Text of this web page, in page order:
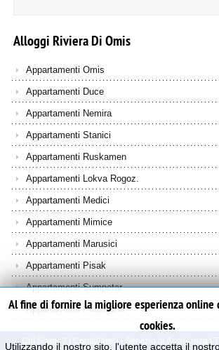
AlloggiRivieraDiOmis
Appartamenti Omis
Appartamenti Duce
Appartamenti Nemira
Appartamenti Stanici
Appartamenti Ruskamen
Appartamenti Lokva Rogoz.
Appartamenti Medici
Appartamenti Mimice
Appartamenti Marusici
Appartamenti Pisak
Appartamenti Sumpetar
Appartamenti Podstrana
Al fine di fornire la migliore esperienza online
cookies.
Utilizzando il nostro sito, l'utente accetta il
Chi Siamo? Contattateci Servizio di Assistenza